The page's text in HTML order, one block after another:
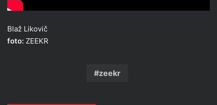
Blaž Likovič
foto: ZEEKR
zeekr